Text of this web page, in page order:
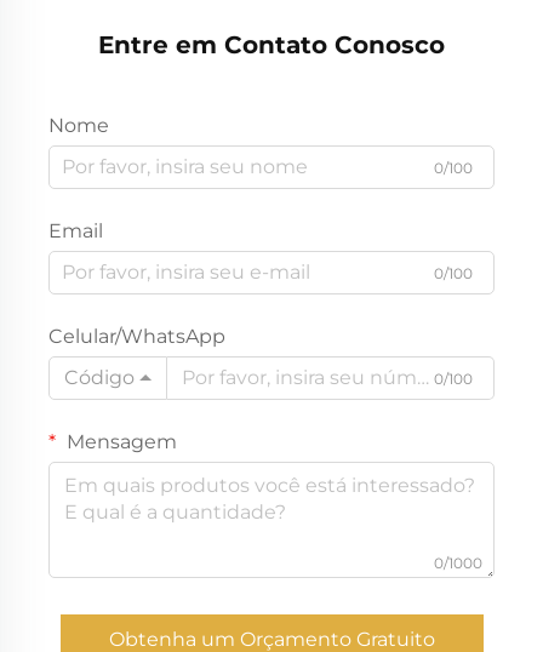
Entre em Contato Conosco
Nome
0/100
Email
0/100
Celular/WhatsApp
Código
0/100
Mensagem
0/1000
Obtenha um Orçamento Gratuito